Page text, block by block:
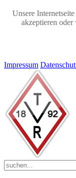
Unsere
akzeptieren oder
Impressum